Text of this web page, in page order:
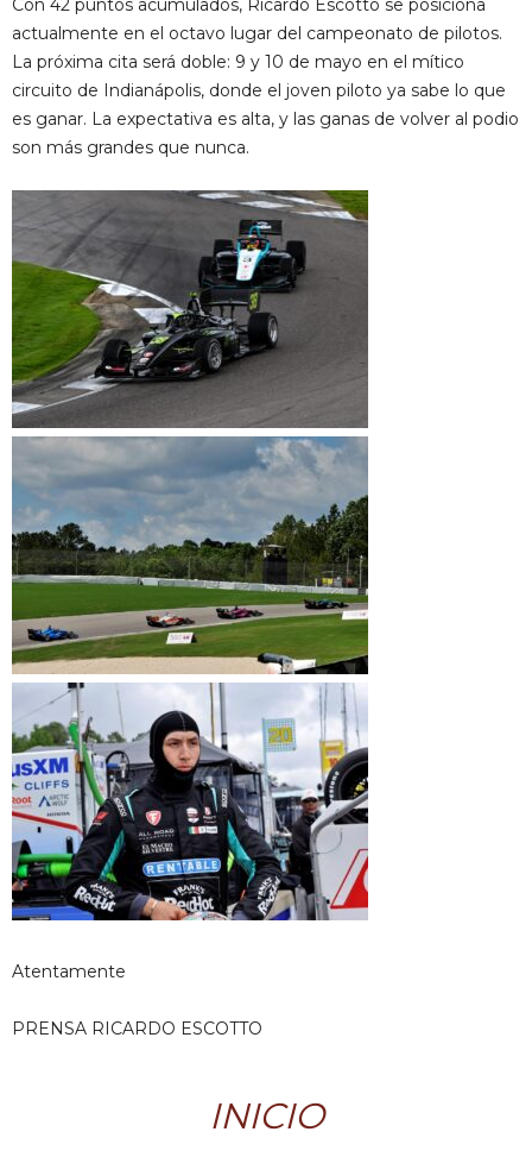
Con 42 puntos acumulados, Ricardo Escotto se posiciona
actualmente en el octavo lugar del campeonato de pilotos.
La próxima cita será doble: 9 y 10 de mayo en el mítico
circuito de Indianápolis, donde el joven piloto ya sabe lo que
es ganar. La expectativa es alta, y las ganas de volver al podio
son más grandes que nunca.
Atentamente
PRENSA RICARDO ESCOTTO
INICIO